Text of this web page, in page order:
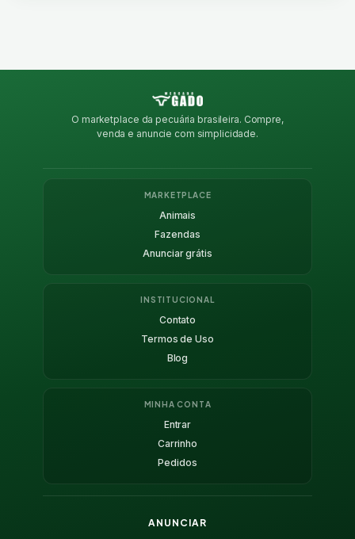
O marketplace da pecuária brasileira. Compre,
venda e anuncie com simplicidade.
MARKETPLACE
Animais
Fazendas
Anunciar grátis
INSTITUCIONAL
Contato
Termos de Uso
Blog
MINHA CONTA
Entrar
Carrinho
Pedidos
ANUNCIAR